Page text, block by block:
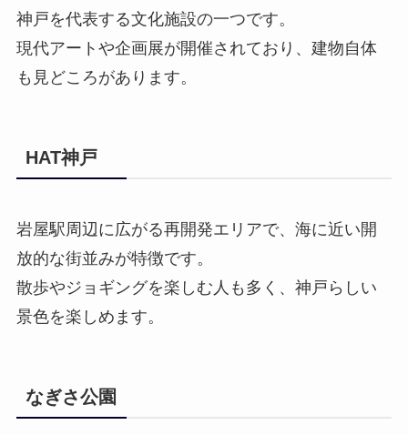
神戸を代表する文化施設の一つです。
現代アートや企画展が開催されており、建物自体
も見どころがあります。
HAT神戸
岩屋駅周辺に広がる再開発エリアで、海に近い開
放的な街並みが特徴です。
散歩やジョギングを楽しむ人も多く、神戸らしい
景色を楽しめます。
なぎさ公園